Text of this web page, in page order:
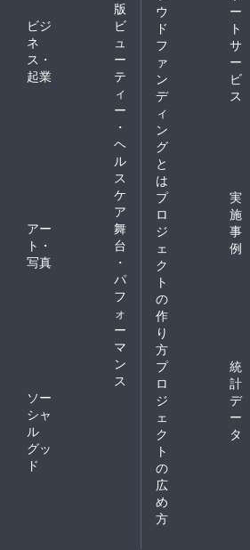
版
ビジ
ネ
ス・
起業
ビ
ュ
ー
テ
ィ
ー
・
ヘ
ル
ス
ケ
ア
アー
ト・
写真
舞
台
・
パ
フ
ォ
ー
マ
ン
ス
ソー
シャ
ル
グッ
ド
ウ
ド
フ
ァ
ン
デ
ィ
ン
グ
と
は
ー
ト
サ
ー
ビ
ス
プ
ロ
ジ
ェ
ク
ト
の
作
り
方
実
施
事
例
プ
ロ
ジ
ェ
ク
ト
の
広
め
方
統
計
デ
ー
タ